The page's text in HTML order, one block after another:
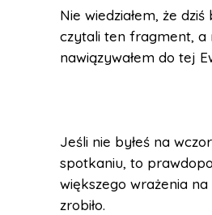
Nie wiedziałem, że
czytali ten fragment, a
nawiązywałem do tej
Jeśli nie byłeś na
spotkaniu, to
większego wrażenia na
zrobiło.